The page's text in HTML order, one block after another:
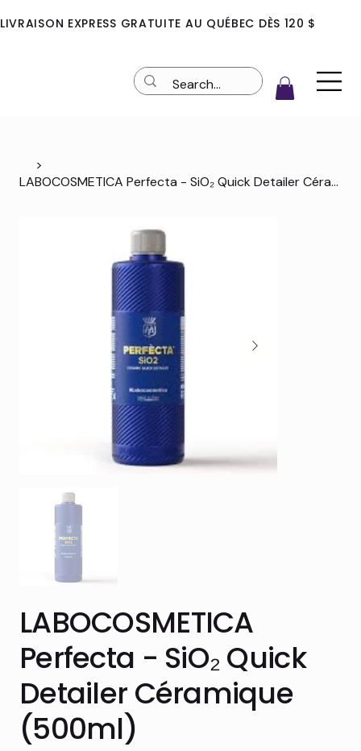
LIVRAISON EXPRESS GRATUITE AU QUÉBEC DÈS 120 $
>
LABOCOSMETICA Perfecta - SiO₂ Quick Detailer Céramique (500ml)
LABOCOSMETICA
Perfecta - SiO₂ Quick
Detailer Céramique
(500ml)